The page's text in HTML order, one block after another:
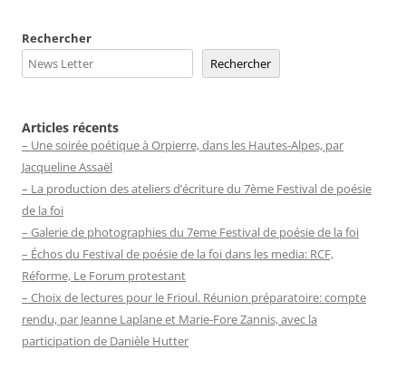
Rechercher
Rechercher
Articles récents
– Une soirée poétique à Orpierre, dans les Hautes-Alpes, par
Jacqueline Assaël
– La production des ateliers d’écriture du 7ème Festival de poésie
de la foi
– Galerie de photographies du 7eme Festival de poésie de la foi
– Échos du Festival de poésie de la foi dans les media: RCF,
Réforme, Le Forum protestant
– Choix de lectures pour le Frioul. Réunion préparatoire: compte
rendu, par Jeanne Laplane et Marie-Fore Zannis, avec la
participation de Danièle Hutter